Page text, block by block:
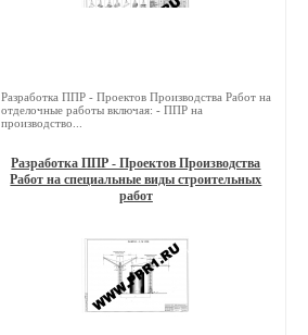
Разработка ППР - Проектов Производства Работ на
отделочные работы включая: - ППР на
производство...
Разработка ППР - Проектов Производства
Работ на специальные виды строительных
работ